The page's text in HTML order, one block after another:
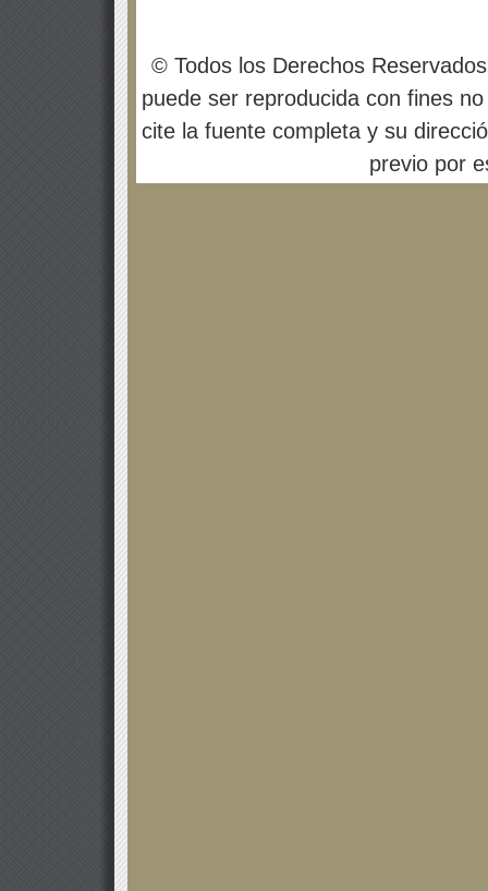
© Todos los Derechos
puede ser reproducida con fines
cite la fuente completa y su
previo por